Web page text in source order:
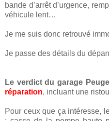
bande d’arrêt d’urgence,
véhicule lent…
Je me suis donc retrouvé
Je passe des détails du
Le verdict du garage
réparation, incluant une
Pour ceux que ça intéresse,